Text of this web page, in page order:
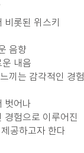
롯된 위스키
음향
내음
끼는 감각적인 경험
벗어나
험으로 이루어진
공하고자 한다